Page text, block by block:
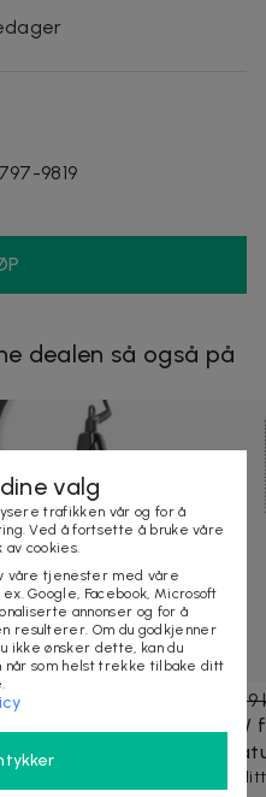
9819
dealen så også på
hårty...
Flatjern
Gi håret
valg
trafikken vår og for å
Ved å fortsette å bruke våre
cookies.
våre tjenester med våre
Google, Facebook, Microsoft
annonser og for å
resulterer. Om du godkjenner
ikke ønsker dette, kan du
når som helst trekke tilbake ditt